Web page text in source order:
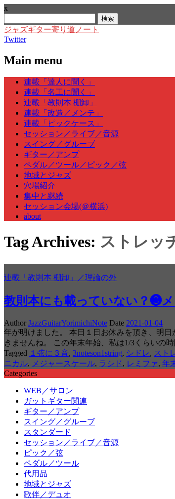
x
索:
ジャズギター寄り道ノート
Twitter
Main menu
Skip
content
連載「達人に聞く」
連載「名工に聞く」
連載「教則本 棚卸」
連載「改造／メンテ」
連載「ピックケース」
セッション／ライブ／音源
スイング／グルーブ
ギター／アンプ
ペダル／ツール／ピック／弦
地域とジャズ
穴場紹介
集中と継続
セッション会場(＠横浜)
about
Tag Archives: ストレッ
連載「教則本 棚卸」／理論の外
教則本にも載っていない？❸
Author JazzGuitarYorimichiNote Date 2021-01-04
年が明けました。 本日１日お休みを頂き、明
きませんね。 この年末年始、私は1/3くらいの時
Tagged １弦に３音, 3noteson1string, シドレ, スト
ニカル, メジャースケール, ラシド, レミファ, 年
Categories
WEB／サロン
ガットギター関連
ギター／アンプ
スイング／グルーブ
スタンダード
セッション／ライブ／音源
ピック／弦
ペダル／ツール
代用品
地域とジャズ
歌伴／デュオ